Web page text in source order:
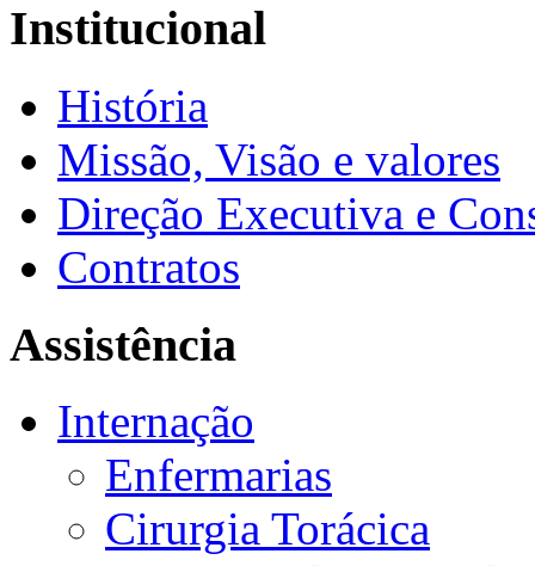
Institucional
História
Missão, Visão e valores
Direção Executiva e
Contratos
Assistência
Internação
Enfermarias
Cirurgia Torácica